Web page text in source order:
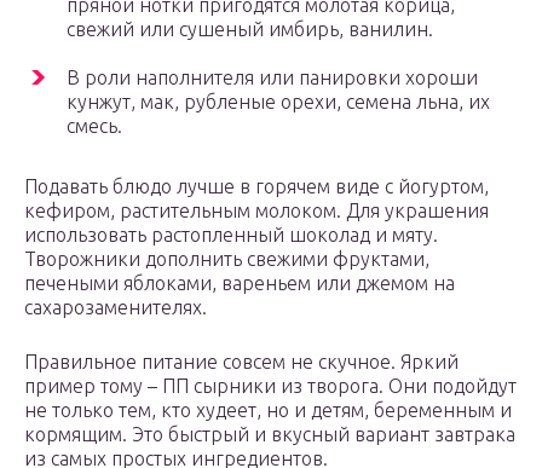
пряной нотки пригодятся молотая корица,
свежий или сушеный имбирь, ванилин.
В роли наполнителя или панировки хороши
кунжут, мак, рубленые орехи, семена льна, их
смесь.
Подавать блюдо лучше в горячем виде с йогуртом,
кефиром, растительным молоком. Для украшения
использовать растопленный шоколад и мяту.
Творожники дополнить свежими фруктами,
печеными яблоками, вареньем или джемом на
сахарозаменителях.
Правильное питание совсем не скучное. Яркий
пример тому – ПП сырники из творога. Они подойдут
не только тем, кто худеет, но и детям, беременным и
кормящим. Это быстрый и вкусный вариант завтрака
из самых простых ингредиентов.